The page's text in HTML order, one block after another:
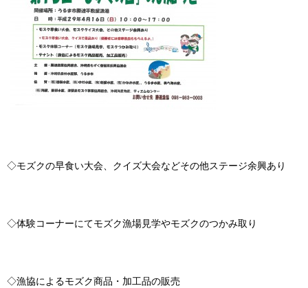
◇モズクの早食い大会、クイズ大会などその他ステージ余興あり
◇体験コーナーにてモズク漁場見学やモズクのつかみ取り
◇漁協によるモズク商品・加工品の販売